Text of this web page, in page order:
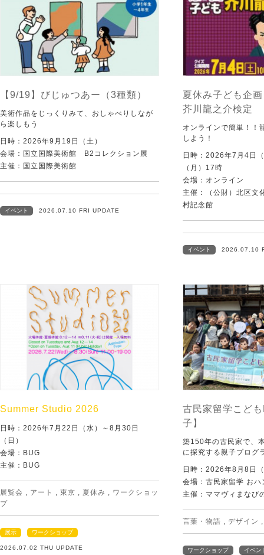
【9/19】びじゅつあー（3種類）
美術作品をじっくりみて、おしゃべりしなが
ら楽しもう
日時：2026年9月19日（土）
会場：国立国際美術館 B2コレクション展
主催：国立国際美術館
イベント 2026.07.10 FRI UPDATE
夏休み子ども企
芥川龍之介検定
オンラインで簡単！！
しよう！
日時：2026年7月4日
（月）17時
会場：オンライン
主催：（公財）北区
村記念館
イベント 2026.07.10
Summer Studio 2026
日時：2026年7月22日（水）～8月30日
（日）
会場：BUG
主催：BUG
展覧会 アート 東京 夏休み
ワークショッ
プ
展示 ワークショップ
2026.07.02 THU UPDATE
古民家留学こど
子】
築150年の古民家で、
に探究する親子プログ
日時：2026年8月8日
会場：古民家留学 おハ
主催：ママヴィまなび
言葉・物語 デザイン
ワークショップ イベン